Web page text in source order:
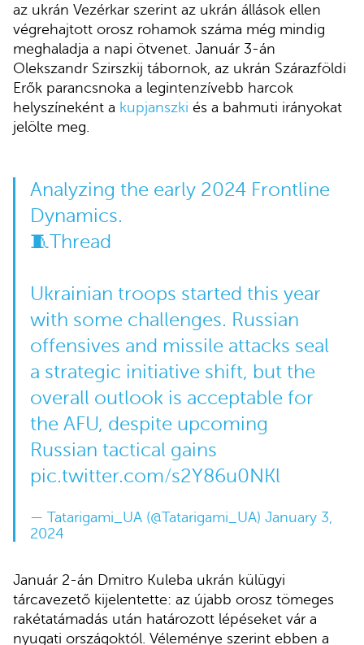
az ukrán Vezérkar szerint az ukrán állások ellen
végrehajtott orosz rohamok száma még mindig
meghaladja a napi ötvenet. Január 3-án
Olekszandr Szirszkij tábornok, az ukrán Szárazföldi
Erők parancsnoka a legintenzívebb harcok
helyszíneként a kupjanszki és a bahmuti irányokat
jelölte meg.
Analyzing the early 2024 Frontline
Dynamics.
🧵Thread
Ukrainian troops started this year
with some challenges. Russian
offensives and missile attacks seal
a strategic initiative shift, but the
overall outlook is acceptable for
the AFU, despite upcoming
Russian tactical gains
pic.twitter.com/s2Y86u0NKl
— Tatarigami_UA (@Tatarigami_UA) January 3,
2024
Január 2-án Dmitro Kuleba ukrán külügyi
tárcavezető kijelentette: az újabb orosz tömeges
rakétatámadás után határozott lépéseket vár a
nyugati országoktól. Véleménye szerint ebben a